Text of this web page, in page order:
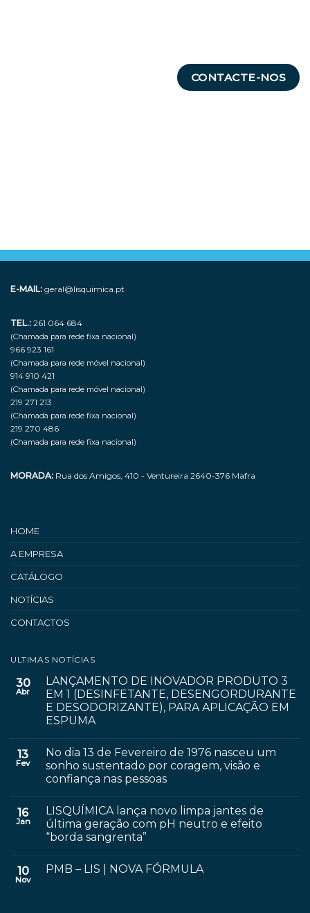
CONTACTE-NOS
E-MAIL: geral@lisquimica.pt
TEL.: 261 064 684
(Chamada para rede fixa nacional)
966 923 161
(Chamada para rede móvel nacional)
914 910 421
(Chamada para rede móvel nacional)
219 271 213
(Chamada para rede fixa nacional)
219 270 486
(Chamada para rede fixa nacional)
MORADA: Rua dos Amigos, 410 - Ventureira 2640-376 Mafra
HOME
A EMPRESA
CATÁLOGO
NOTÍCIAS
CONTACTOS
ULTIMAS NOTÍCIAS
30
Abr
LANÇAMENTO DE INOVADOR PRODUTO 3
EM 1 (DESINFETANTE, DESENGORDURANTE
E DESODORIZANTE), PARA APLICAÇÃO EM
ESPUMA
13
Fev
No dia 13 de Fevereiro de 1976 nasceu um
sonho sustentado por coragem, visão e
confiança nas pessoas
16
Jan
LISQUÍMICA lança novo limpa jantes de
última geração com pH neutro e efeito
“borda sangrenta”
10
Nov
PMB – LIS | NOVA FÓRMULA